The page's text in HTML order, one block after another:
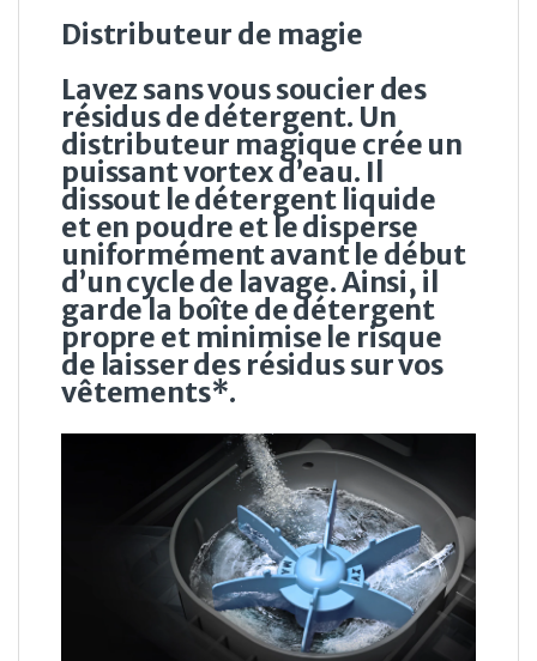
Distributeur de magie
Lavez sans vous soucier des
résidus de détergent. Un
distributeur magique crée un
puissant vortex d’eau. Il
dissout le détergent liquide
et en poudre et le disperse
uniformément avant le début
d’un cycle de lavage. Ainsi, il
garde la boîte de détergent
propre et minimise le risque
de laisser des résidus sur vos
vêtements*.